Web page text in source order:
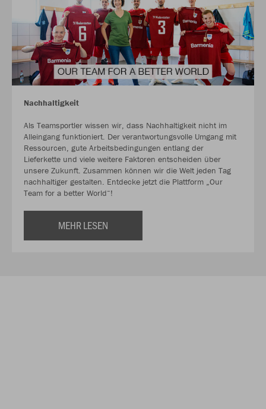
Nachhaltigkeit
Als Teamsportler wissen wir, dass Nachhaltigkeit nicht im
Alleingang funktioniert. Der verantwortungsvolle Umgang mit
Ressourcen, gute Arbeitsbedingungen entlang der
Lieferkette und viele weitere Faktoren entscheiden über
unsere Zukunft. Zusammen können wir die Welt jeden Tag
nachhaltiger gestalten. Entdecke jetzt die Plattform „Our
Team for a better World“!
MEHR LESEN